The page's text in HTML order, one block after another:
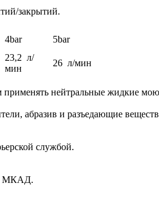
закрытий.
4bar 5bar
23,2 л/
мин
26 л/мин
применять нейтральные жидкие
абразив и разъедающие
службой.
МКАД.